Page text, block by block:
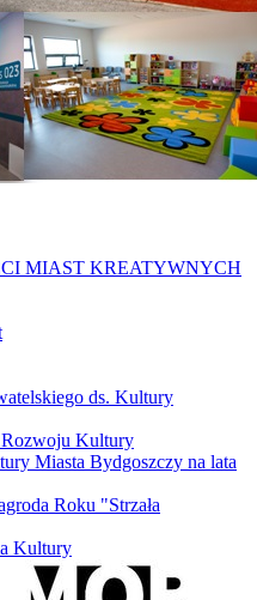
MIAST KREATYWNYCH
ds. Kultury
Rozwoju Kultury
Miasta Bydgoszczy na lata
Roku "Strzała
Kultury